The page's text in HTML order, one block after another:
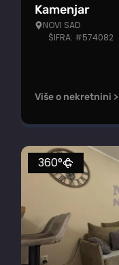
Kamenjar
NOVI SAD
ŠIFRA: #574082
Više o nekretnini >
360°